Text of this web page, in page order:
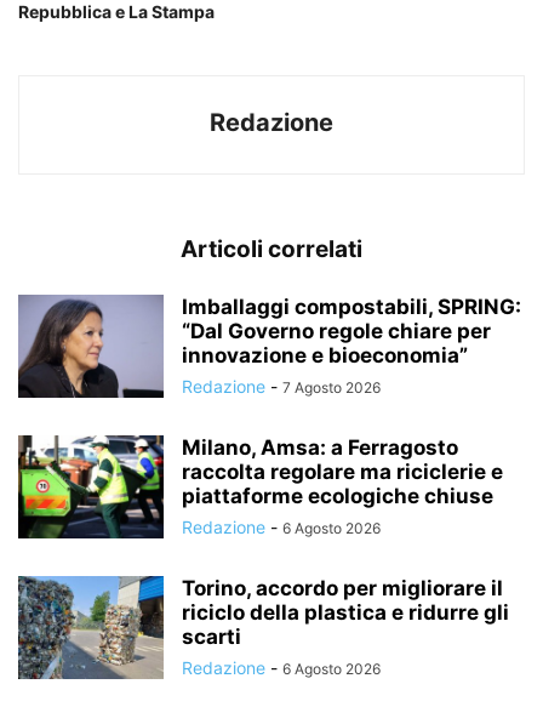
Repubblica e La Stampa
Redazione
Articoli correlati
Imballaggi compostabili, SPRING:
“Dal Governo regole chiare per
innovazione e bioeconomia”
Redazione - 7 Agosto 2026
Milano, Amsa: a Ferragosto
raccolta regolare ma riciclerie e
piattaforme ecologiche chiuse
Redazione - 6 Agosto 2026
Torino, accordo per migliorare il
riciclo della plastica e ridurre gli
scarti
Redazione - 6 Agosto 2026